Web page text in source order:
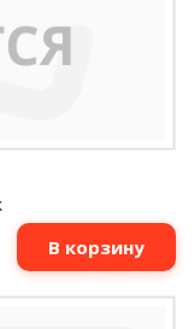
В корзину